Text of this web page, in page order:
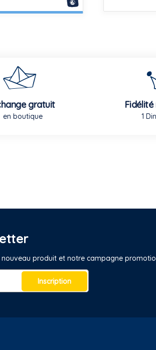
gratuit
en boutique 1
produit et notre campagne
Inscription